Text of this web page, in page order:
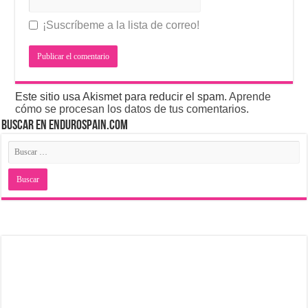
¡Suscríbeme a la lista de correo!
Este sitio usa Akismet para reducir el spam.Aprende
cómo se procesan los datos de tus comentarios.
BUSCAR EN ENDUROSPAIN.COM